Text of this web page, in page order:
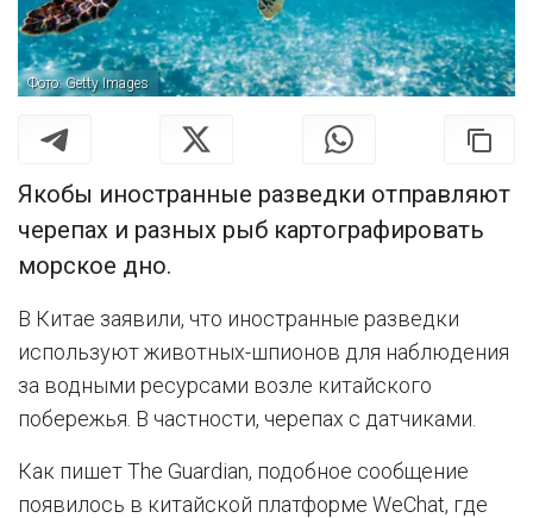
Фото: Getty Images
Якобы иностранные разведки отправляют
черепах и разных рыб картографировать
морское дно.
В Китае заявили, что иностранные разведки
используют животных-шпионов для наблюдения
за водными ресурсами возле китайского
побережья. В частности, черепах с датчиками.
Как пишет The Guardian, подобное сообщение
появилось в китайской платформе WeChat, где